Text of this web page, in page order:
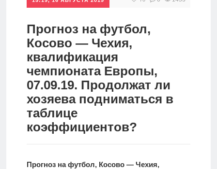
Новости
Стратегии
Школа
Прогнозы
Мисс
спорт
Прогноз на футбол,
Косово — Чехия,
квалификация
чемпионата Европы,
07.09.19. Продолжат ли
хозяева подниматься в
таблице
коэффициентов?
Прогноз на футбол, Косово — Чехия,